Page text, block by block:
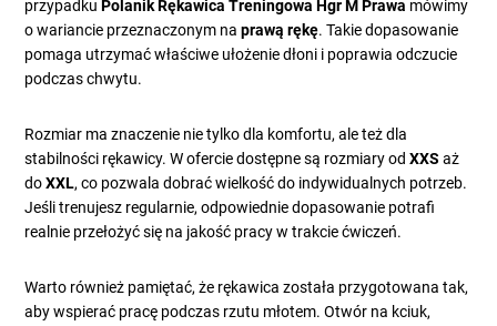
przypadkuPolanik Rękawica Treningowa Hgr M Prawa mówimy
o wariancie przeznaczonym naprawą rękę. Takie dopasowanie
pomaga utrzymać właściwe ułożenie dłoni i poprawia odczucie
podczas chwytu.
Rozmiar ma znaczenie nie tylko dla komfortu, ale też dla
stabilności rękawicy. W ofercie dostępne są rozmiary odXXS aż
doXXL, co pozwala dobrać wielkość do indywidualnych potrzeb.
Jeśli trenujesz regularnie, odpowiednie dopasowanie potrafi
realnie przełożyć się na jakość pracy w trakcie ćwiczeń.
Warto również pamiętać, że rękawica została przygotowana tak,
aby wspierać pracę podczas rzutu młotem. Otwór na kciuk,